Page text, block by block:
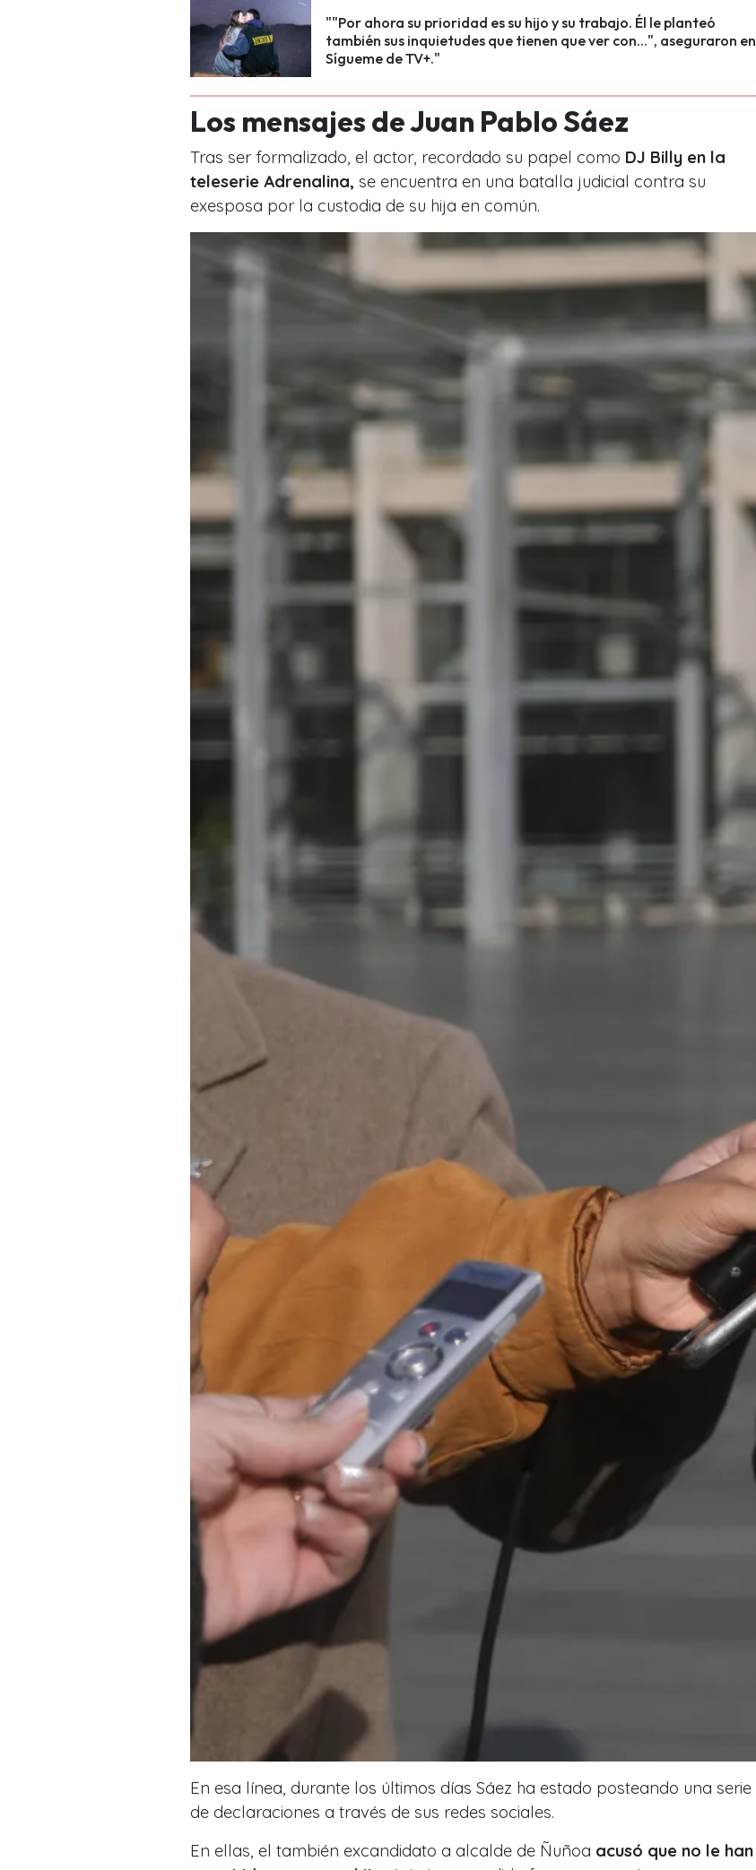
""Por ahora su prioridad es su hijo y su trabajo. Él le planteó
también sus inquietudes que tienen que ver con...", aseguraron en
Sígueme de TV+."
Los mensajes de Juan Pablo Sáez
Tras ser formalizado, el actor, recordado su papel como DJ Billy en la
teleserie Adrenalina, se encuentra en una batalla judicial contra su
exesposa por la custodia de su hija en común.
En esa línea, durante los últimos días Sáez ha estado posteando una serie
de declaraciones a través de sus redes sociales.
En ellas, el también excandidato a alcalde de Ñuñoa acusó que no le han